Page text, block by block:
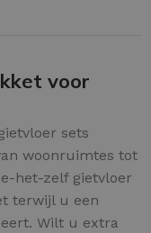
voor
sets
woonruimtes tot
het-zelf gietvloer
terwijl u een
Wilt u extra